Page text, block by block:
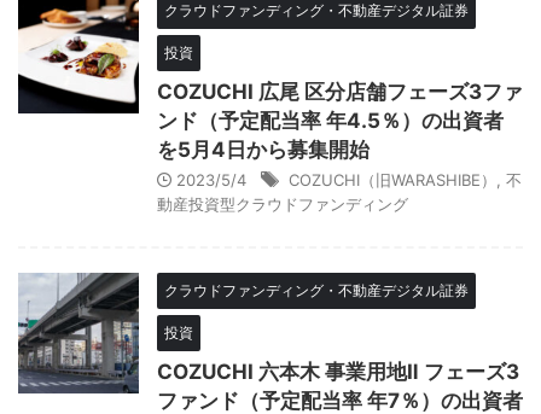
クラウドファンディング・不動産デジタル証券
投資
COZUCHI 広尾 区分店舗フェーズ3ファ
ンド（予定配当率 年4.5％）の出資者
を5月4日から募集開始
2023/5/4 COZUCHI（旧WARASHIBE）
不
動産投資型クラウドファンディング
クラウドファンディング・不動産デジタル証券
投資
COZUCHI 六本木 事業用地Ⅱ フェーズ3
ファンド（予定配当率 年7％）の出資者